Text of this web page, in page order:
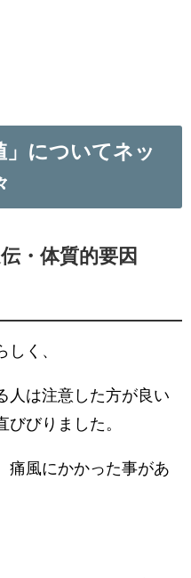
」についてネッ
・体質的要因
しく、
人は注意した方が良い
びびりました。
痛風にかかった事があ